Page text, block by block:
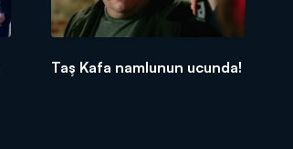
Taş Kafa namlunun ucunda!